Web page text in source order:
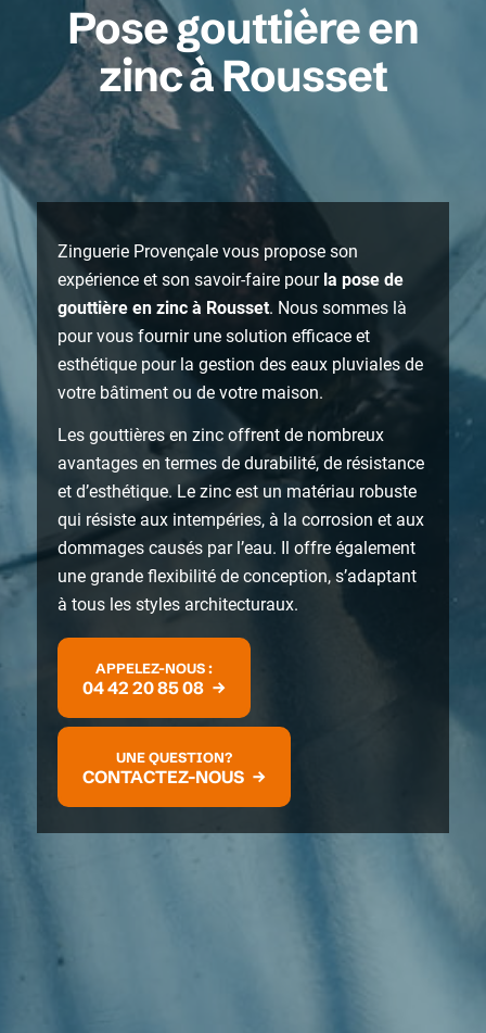
Pose gouttière en
zinc à Rousset
Zinguerie Provençale vous propose son
expérience et son savoir-faire pour la pose de
gouttière en zinc à Rousset. Nous sommes là
pour vous fournir une solution efficace et
esthétique pour la gestion des eaux pluviales de
votre bâtiment ou de votre maison.
Les gouttières en zinc offrent de nombreux
avantages en termes de durabilité, de résistance
et d’esthétique. Le zinc est un matériau robuste
qui résiste aux intempéries, à la corrosion et aux
dommages causés par l’eau. Il offre également
une grande flexibilité de conception, s’adaptant
à tous les styles architecturaux.
APPELEZ-NOUS :
04 42 20 85 08
UNE QUESTION?
CONTACTEZ-NOUS